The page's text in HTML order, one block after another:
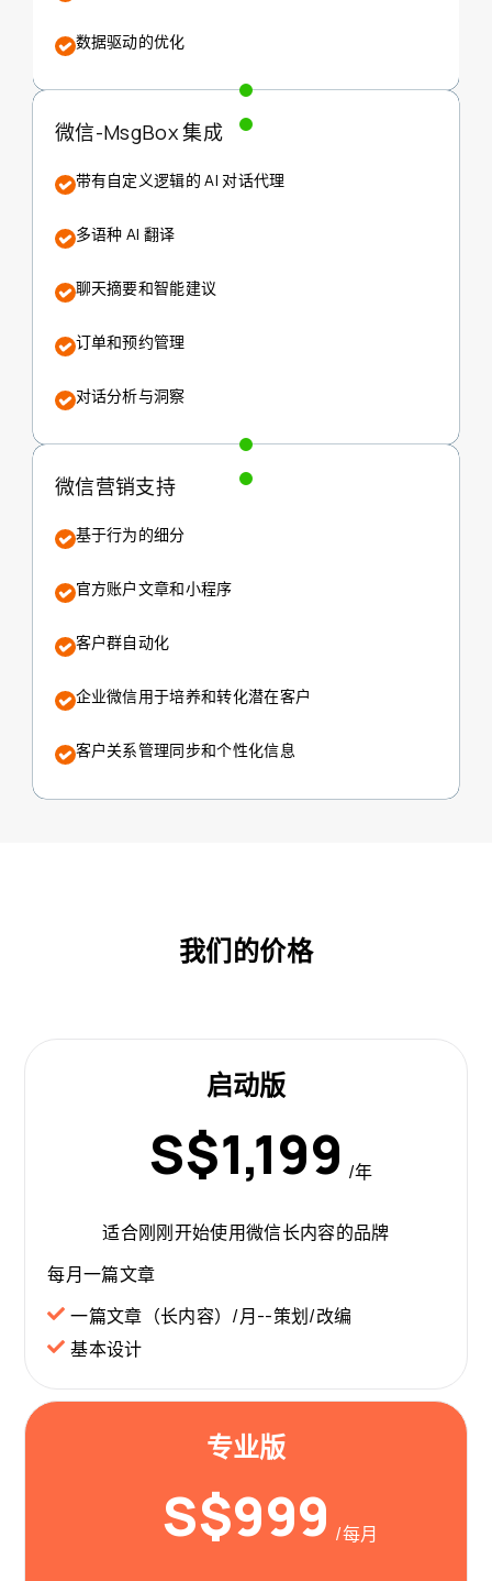
数据驱动的优化
微信-MsgBox 集成
带有自定义逻辑的 Al 对话代理
多语种 Al 翻译
聊天摘要和智能建议
订单和预约管理
对话分析与洞察
微信营销支持
基于行为的细分
官方账户文章和小程序
客户群自动化
企业微信用于培养和转化潜在客户
客户关系管理同步和个性化信息
我们的价格
启动版
S$1,199 /年
适合刚刚开始使用微信长内容的品牌
每月一篇文章
一篇文章（长内容）/月--策划/改编
基本设计
专业版
S$999 /每月